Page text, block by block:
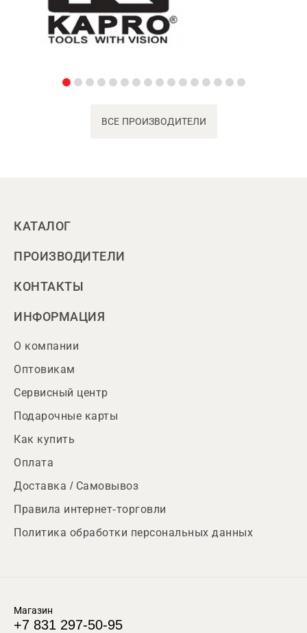
ВСЕ ПРОИЗВОДИТЕЛИ
КАТАЛОГ
ПРОИЗВОДИТЕЛИ
КОНТАКТЫ
ИНФОРМАЦИЯ
О компании
Оптовикам
Сервисный центр
Подарочные карты
Как купить
Оплата
Доставка / Самовывоз
Правила интернет-торговли
Политика обработки персональных данных
Магазин
+7 831 297-50-95